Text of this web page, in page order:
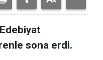
sona erdi.